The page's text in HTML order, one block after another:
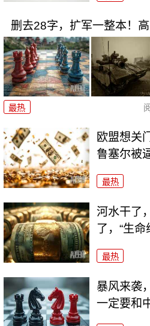
删去28字，扩军一整本！
最热
欧盟想关
鲁塞尔被
最热
河水干了
了，“生命
最热
暴风来袭
一定要和